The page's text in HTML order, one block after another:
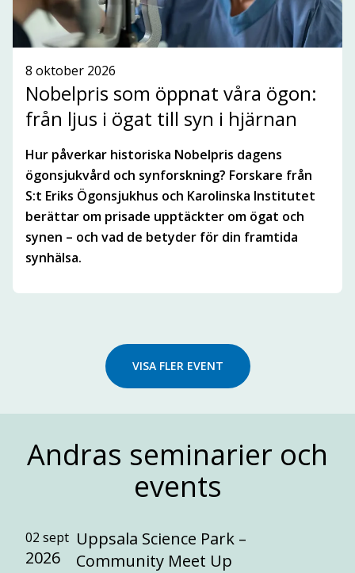
8 oktober 2026
Nobelpris som öppnat våra ögon:
från ljus i ögat till syn i hjärnan
Hur påverkar historiska Nobelpris dagens
ögonsjukvård och synforskning? Forskare från
S:t Eriks Ögonsjukhus och Karolinska Institutet
berättar om prisade upptäckter om ögat och
synen – och vad de betyder för din framtida
synhälsa.
VISA FLER EVENT
Andras seminarier och
events
02 sept
2026
Uppsala Science Park –
Community Meet Up